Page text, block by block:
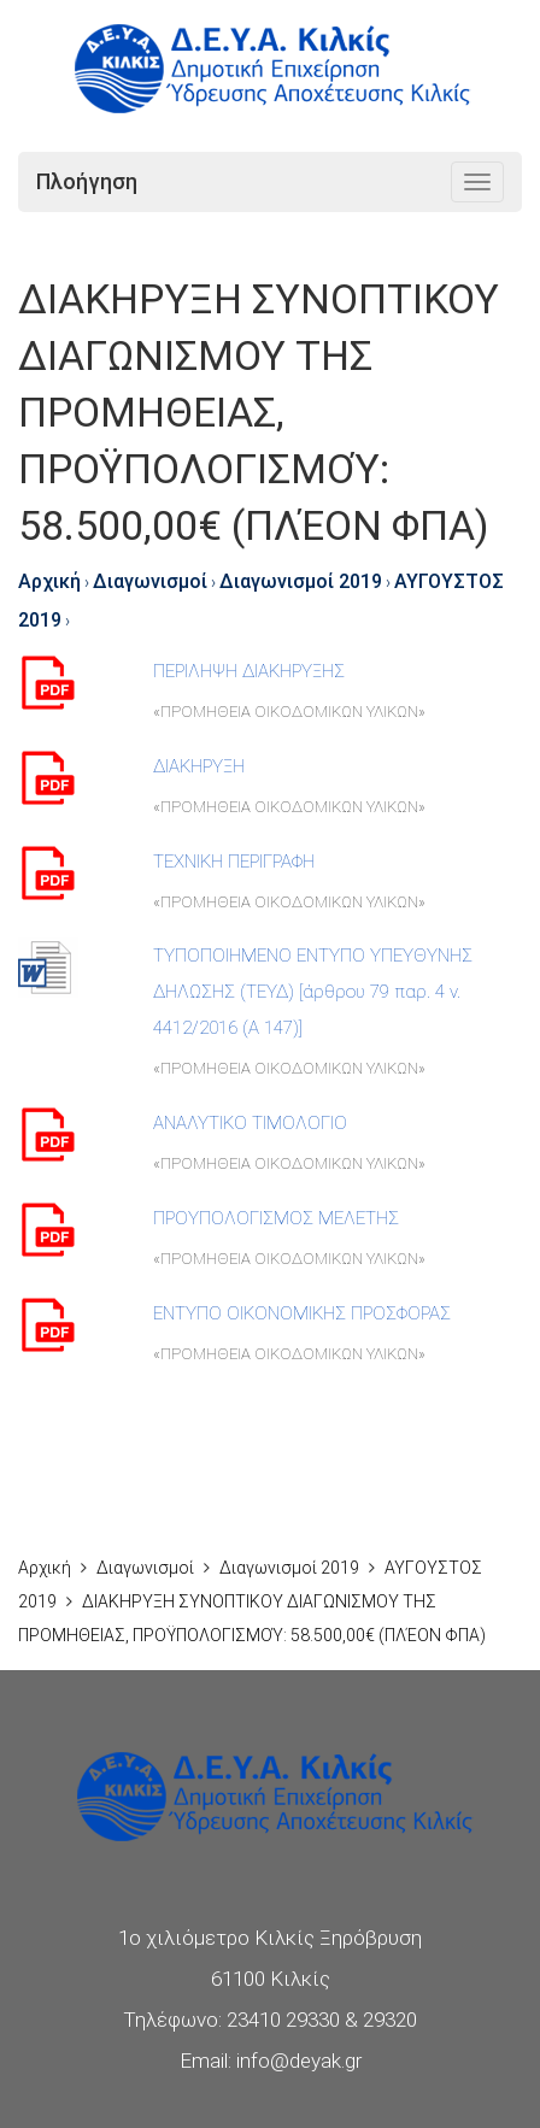
Toggle
Πλοήγηση
ΔΙΑΚΗΡΥΞΗ ΣΥΝΟΠΤΙΚΟΥ
ΔΙΑΓΩΝΙΣΜΟΥ ΤΗΣ
ΠΡΟΜΗΘΕΙΑΣ,
ΠΡΟΫΠΟΛΟΓΙΣΜΟΎ:
58.500,00€ (ΠΛΈΟΝ ΦΠΑ)
Αρχική ›Διαγωνισμοί ›Διαγωνισμοί 2019 ›ΑΥΓΟΥΣΤΟΣ
2019 ›
ΠΕΡΙΛΗΨΗ ΔΙΑΚΗΡΥΞΗΣ
«ΠΡΟΜΗΘΕΙΑ ΟΙΚΟΔΟΜΙΚΩΝ ΥΛΙΚΩΝ»
ΔΙΑΚΗΡΥΞΗ
«ΠΡΟΜΗΘΕΙΑ ΟΙΚΟΔΟΜΙΚΩΝ ΥΛΙΚΩΝ»
ΤΕΧΝΙΚΗ ΠΕΡΙΓΡΑΦΗ
«ΠΡΟΜΗΘΕΙΑ ΟΙΚΟΔΟΜΙΚΩΝ ΥΛΙΚΩΝ»
ΤΥΠΟΠΟΙΗΜΕΝΟ ΕΝΤΥΠΟ ΥΠΕΥΘΥΝΗΣ
ΔΗΛΩΣΗΣ (TEΥΔ) [άρθρου 79 παρ. 4 ν.
4412/2016 (Α 147)]
«ΠΡΟΜΗΘΕΙΑ ΟΙΚΟΔΟΜΙΚΩΝ ΥΛΙΚΩΝ»
ΑΝΑΛΥΤΙΚΟ ΤΙΜΟΛΟΓΙΟ
«ΠΡΟΜΗΘΕΙΑ ΟΙΚΟΔΟΜΙΚΩΝ ΥΛΙΚΩΝ»
ΠΡΟΥΠΟΛΟΓΙΣΜΟΣ ΜΕΛΕΤΗΣ
«ΠΡΟΜΗΘΕΙΑ ΟΙΚΟΔΟΜΙΚΩΝ ΥΛΙΚΩΝ»
ΕΝΤΥΠΟ ΟΙΚΟΝΟΜΙΚΗΣ ΠΡΟΣΦΟΡΑΣ
«ΠΡΟΜΗΘΕΙΑ ΟΙΚΟΔΟΜΙΚΩΝ ΥΛΙΚΩΝ»
Αρχική Διαγωνισμοί Διαγωνισμοί 2019
ΑΥΓΟΥΣΤΟΣ
2019
ΔΙΑΚΗΡΥΞΗ ΣΥΝΟΠΤΙΚΟΥ ΔΙΑΓΩΝΙΣΜΟΥ ΤΗΣ
ΠΡΟΜΗΘΕΙΑΣ, ΠΡΟΫΠΟΛΟΓΙΣΜΟΎ: 58.500,00€ (ΠΛΈΟΝ ΦΠΑ)
1ο χιλιόμετρο Κιλκίς Ξηρόβρυση
61100 Κιλκίς
Τηλέφωνο: 23410 29330 & 29320
Email: info@deyak.gr